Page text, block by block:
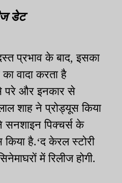
डेट
प्रभाव के बाद, इसका
वादा करता है
परे और इनकार से
शाह ने प्रोड्यूस किया
पिक्चर्स के
है.‘द केरल स्टोरी
में रिलीज होगी.